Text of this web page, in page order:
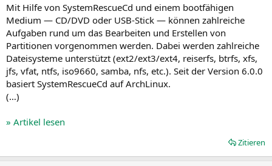
Mit Hilfe von SystemRescueCd und einem bootfähigen
Medium — CD/DVD oder USB-Stick — können zahlreiche
Aufgaben rund um das Bearbeiten und Erstellen von
Partitionen vorgenommen werden. Dabei werden zahlreiche
Dateisysteme unterstützt (ext2/ext3/ext4, reiserfs, btrfs, xfs,
jfs, vfat, ntfs, iso9660, samba, nfs, etc.). Seit der Version 6.0.0
basiert SystemRescueCd auf ArchLinux.
(…)
» Artikel lesen
Zitieren